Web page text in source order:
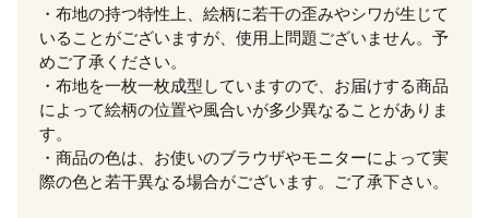
・布地の持つ特性上、絵柄に若干の歪みやシワが生じて
いることがございますが、使用上問題ございません。予
めご了承ください。
・布地を一枚一枚成型していますので、お届けする商品
によって絵柄の位置や風合いが多少異なることがありま
す。
・商品の色は、お使いのブラウザやモニターによって実
際の色と若干異なる場合がございます。ご了承下さい。